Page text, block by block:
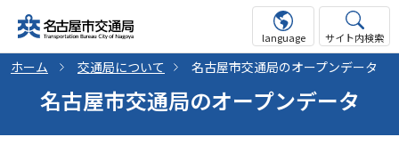
language サイト内検索
ホーム 交通局について 名古屋市交通局のオープンデータ
名古屋市交通局のオープンデータ